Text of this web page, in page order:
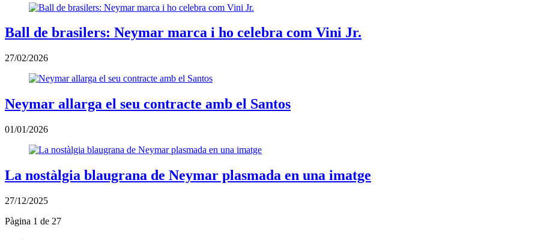
Ball de brasilers: Neymar marca i ho celebra com Vini Jr.
27/02/2026
Neymar allarga el seu contracte amb el Santos
01/01/2026
La nostàlgia blaugrana de Neymar plasmada en una imatge
27/12/2025
Pàgina 1 de 27